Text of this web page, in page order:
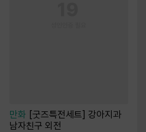
만화 [굿즈특전세트] 강아지과
남자친구 외전